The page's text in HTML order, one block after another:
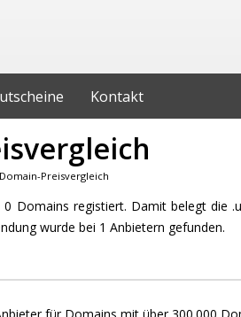
Kontakt
Preisvergleich
0 Domains registiert. Damit belegt die
wurde bei 1 Anbietern gefunden.